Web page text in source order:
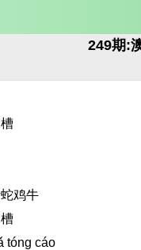
249期:
鸡牛
tóng cáo